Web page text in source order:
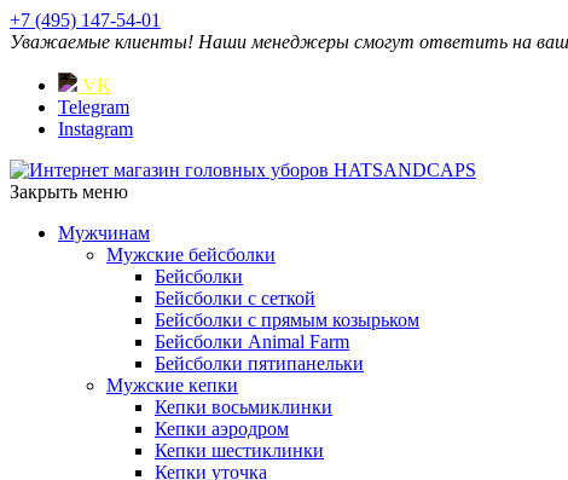
+7 (495) 147-54-01
Уважаемые клиенты! Наши менеджеры смогут ответить на ваши
VK
Telegram
Instagram
Закрыть меню
Мужчинам
Мужские бейсболки
Бейсболки
Бейсболки с сеткой
Бейсболки с прямым козырьком
Бейсболки Animal Farm
Бейсболки пятипанельки
Мужские кепки
Кепки восьмиклинки
Кепки аэродром
Кепки шестиклинки
Кепки уточка